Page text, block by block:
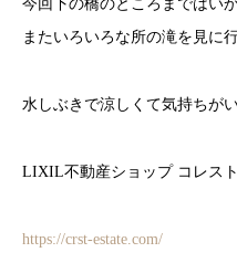
今回下の橋のところまではい
またいろいろな所の滝を見に
水しぶきで涼しくて気持ちが
LIXIL不動産ショップ コレス
https://crst-estate.com/